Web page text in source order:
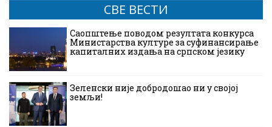
СВЕ ВЕСТИ
Саопштење поводом резултата конкурса
Министарства културе за суфинансирање
капиталних издања на српском језику
Зеленски није добродошао ни у својој
земљи!